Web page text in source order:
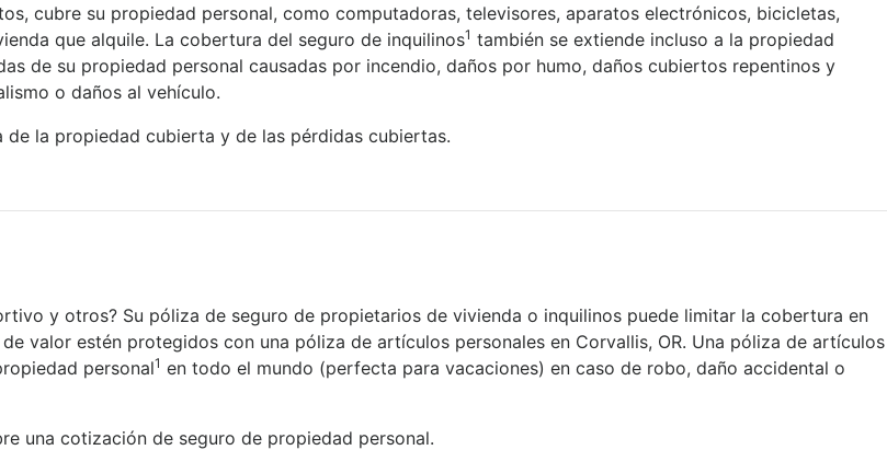
cubre su propiedad personal, como computadoras, televisores, aparatos electrónicos, bicicletas,
que alquile. La cobertura del seguro de inquilinos1 también se extiende incluso a la propiedad
de su propiedad personal causadas por incendio, daños por humo, daños cubiertos repentinos y
o daños al vehículo.
la propiedad cubierta y de las pérdidas cubiertas.
y otros? Su póliza de seguro de propietarios de vivienda o inquilinos puede limitar la cobertura en
valor estén protegidos con una póliza de artículos personales en Corvallis, OR. Una póliza de artículos
personal1 en todo el mundo (perfecta para vacaciones) en caso de robo, daño accidental o
una cotización de seguro de propiedad personal.